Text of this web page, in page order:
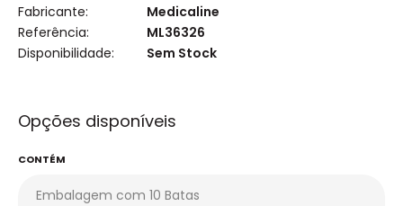
Fabricante:
Medicaline
Referência:
ML36326
Disponibilidade:
Sem Stock
Opções disponíveis
CONTÉM